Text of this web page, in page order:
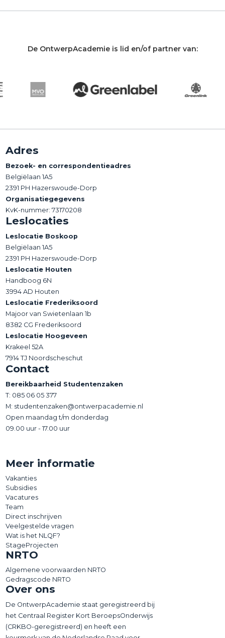
De OntwerpAcademie is lid en/of partner van:
Adres
Bezoek- en correspondentieadres
Belgiëlaan 1A5
2391 PH Hazerswoude-Dorp
Organisatiegegevens
KvK-nummer: 73170208
Leslocaties
Leslocatie Boskoop
Belgiëlaan 1A5
2391 PH Hazerswoude-Dorp
Leslocatie Houten
Handboog 6N
3994 AD Houten
Leslocatie Frederiksoord
Majoor van Swietenlaan 1b
8382 CG Frederiksoord
Leslocatie Hoogeveen
Krakeel 52A
7914 TJ Noordscheschut
Contact
Bereikbaarheid Studentenzaken
T: 085 06 05 377
M: studentenzaken@ontwerpacademie.nl
Open maandag t/m donderdag
09.00 uur - 17.00 uur
Meer informatie
Vakanties
Subsidies
Vacatures
Team
Direct inschrijven
Veelgestelde vragen
Wat is het NLQF?
StageProjecten
NRTO
Algemene voorwaarden NRTO
Gedragscode NRTO
Over ons
De OntwerpAcademie staat geregistreerd bij
het Centraal Register Kort BeroepsOnderwijs
(CRKBO-geregistreerd) en heeft een